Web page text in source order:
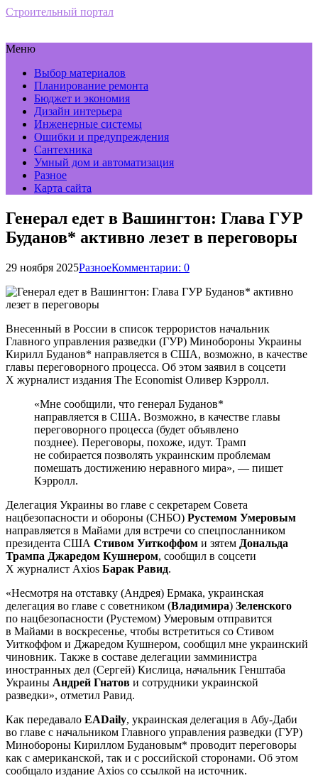
Строительный портал
Меню
Выбор материалов
Планирование ремонта
Бюджет и экономия
Дизайн интерьера
Инженерные системы
Ошибки и предупреждения
Сантехника
Умный дом и автоматизация
Разное
Карта сайта
Генерал едет в Вашингтон: Глава ГУР
Буданов* активно лезет в переговоры
29 ноября 2025РазноеКомментарии: 0
Внесенный в России в список террористов начальник
Главного управления разведки (ГУР) Минобороны Украины
Кирилл Буданов* направляется в США, возможно, в качестве
главы переговорного процесса. Об этом заявил в соцсети
Х журналист издания The Economist Оливер Кэрролл.
«Мне сообщили, что генерал Буданов*
направляется в США. Возможно, в качестве главы
переговорного процесса (будет объявлено
позднее). Переговоры, похоже, идут. Трамп
не собирается позволять украинским проблемам
помешать достижению неравного мира», — пишет
Кэрролл.
Делегация Украины во главе с секретарем Совета
нацбезопасности и обороны (СНБО) Рустемом Умеровым
направляется в Майами для встречи со спецпосланником
президента США Стивом Уиткоффом и зятем Дональда
Трампа Джаредом Кушнером, сообщил в соцсети
Х журналист Axios Барак Равид.
«Несмотря на отставку (Андрея) Ермака, украинская
делегация во главе с советником (Владимира) Зеленского
по нацбезопасности (Рустемом) Умеровым отправится
в Майами в воскресенье, чтобы встретиться со Стивом
Уиткоффом и Джаредом Кушнером, сообщил мне украинский
чиновник. Также в составе делегации замминистра
иностранных дел (Сергей) Кислица, начальник Генштаба
Украины Андрей Гнатов и сотрудники украинской
разведки», отметил Равид.
Как передавало EADaily, украинская делегация в Абу-Даби
во главе с начальником Главного управления разведки (ГУР)
Минобороны Кириллом Будановым* проводит переговоры
как с американской, так и с российской сторонами. Об этом
сообщало издание Axios со ссылкой на источник.